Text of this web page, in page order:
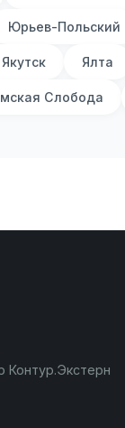
Юрьев-Польский
Якутск Ялта
Слобода
Контур.Экстерн